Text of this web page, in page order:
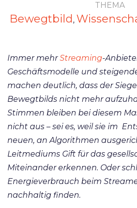
THEMA
Bewegtbild ,
Immer mehrStreaming-
Geschäftsmodelle und
machen deutlich, dass der
Bewegtbilds nicht mehr
Stimmen bleiben bei diesem
nicht aus – sei es, weil sie im
neuen, an Algorithmen
Leitmediums Gift für das
Miteinander erkennen. Oder
Energieverbrauch beim
nachhaltig finden.